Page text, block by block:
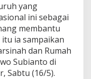
yang
ini sebagai
membantu
ia sampaikan
dan Rumah
Subianto di
Sabtu (16/5).